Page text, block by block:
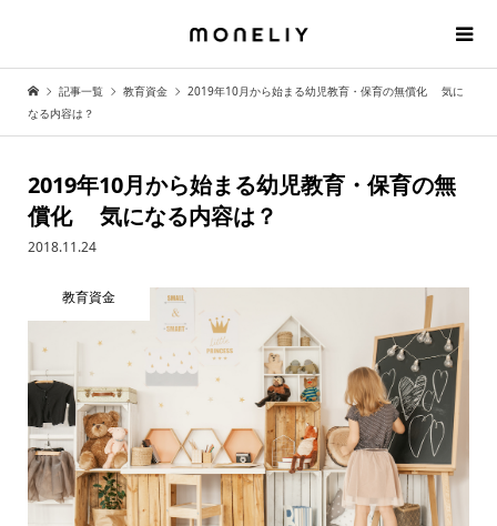
記事一覧 教育資金
2019年10月から始まる幼児教育・保育の無償化 気に
なる内容は？
2019年10月から始まる幼児教育・保育の無
償化 気になる内容は？
2018.11.24
教育資金